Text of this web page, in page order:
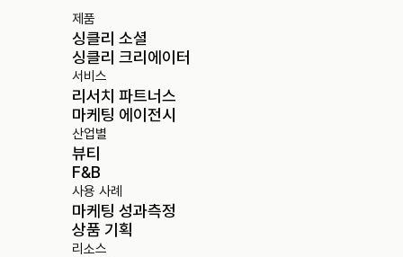
제품
싱클리 크리에이터
싱클리 소셜
산업별
뷰티
F&B
사용 사례
마케팅 성과측정
상품 기획
리소스
서비스
리서치 파트너스
마케팅 에이전시